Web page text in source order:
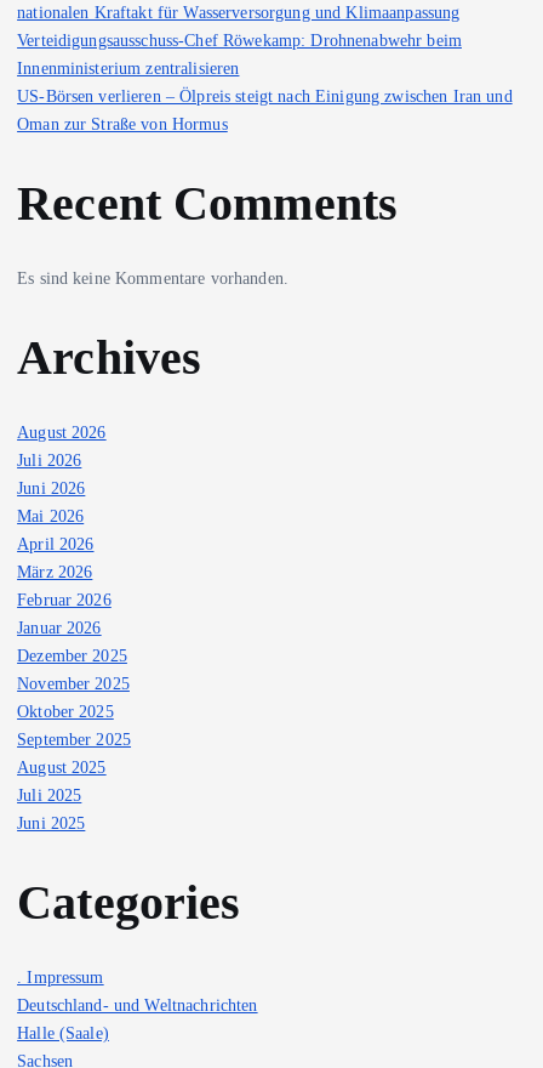
nationalen Kraftakt für Wasserversorgung und Klimaanpassung
Verteidigungsausschuss-Chef Röwekamp: Drohnenabwehr beim
Innenministerium zentralisieren
US-Börsen verlieren – Ölpreis steigt nach Einigung zwischen Iran und
Oman zur Straße von Hormus
Recent Comments
Es sind keine Kommentare vorhanden.
Archives
August 2026
Juli 2026
Juni 2026
Mai 2026
April 2026
März 2026
Februar 2026
Januar 2026
Dezember 2025
November 2025
Oktober 2025
September 2025
August 2025
Juli 2025
Juni 2025
Categories
. Impressum
Deutschland- und Weltnachrichten
Halle (Saale)
Sachsen